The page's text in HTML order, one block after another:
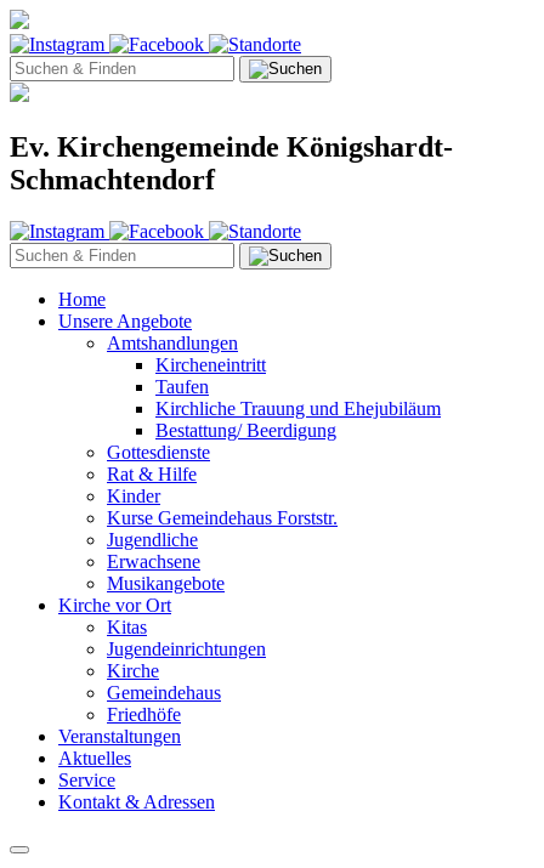
Ev. Kirchengemeinde Königshardt-
Schmachtendorf
Home
Unsere Angebote
Amtshandlungen
Kircheneintritt
Taufen
Kirchliche Trauung und Ehejubiläum
Bestattung/ Beerdigung
Gottesdienste
Rat & Hilfe
Kinder
Kurse Gemeindehaus Forststr.
Jugendliche
Erwachsene
Musikangebote
Kirche vor Ort
Kitas
Jugendeinrichtungen
Kirche
Gemeindehaus
Friedhöfe
Veranstaltungen
Aktuelles
Service
Kontakt & Adressen